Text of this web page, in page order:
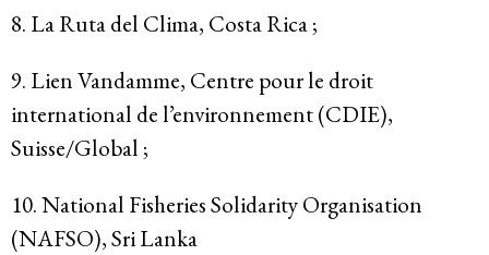
8. La Ruta del Clima, Costa Rica ;
9. Lien Vandamme, Centre pour le droit
international de l’environnement (CDIE),
Suisse/Global ;
10. National Fisheries Solidarity Organisation
(NAFSO), Sri Lanka